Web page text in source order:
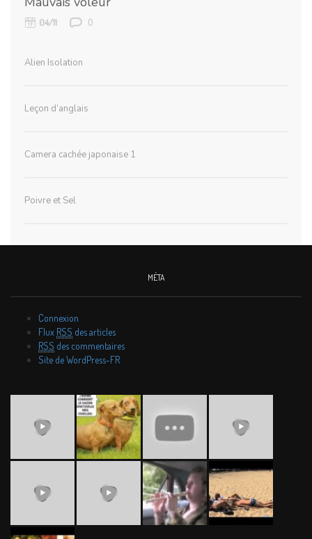
04/11 0
Alien Isolation
Leçon d’anglais
Camera cachée japonaise 1
Poivre et Sel
MÉTA
Connexion
Flux RSS des articles
RSS des commentaires
Site de WordPress-FR